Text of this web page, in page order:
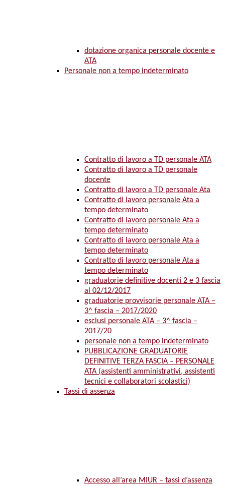
dotazione organica personale docente e
ATA
Personale non a tempo indeterminato
Contratto di lavoro a TD personale ATA
Contratto di lavoro a TD personale
docente
Contratto di lavoro a TD personale Ata
Contratto di lavoro personale Ata a
tempo determinato
Contratto di lavoro personale Ata a
tempo determinato
Contratto di lavoro personale Ata a
tempo determinato
Contratto di lavoro personale Ata a
tempo determinato
graduatorie definitive docenti 2 e 3 fascia
al 02/12/2017
graduatorie provvisorie personale ATA –
3^ fascia – 2017/2020
esclusi personale ATA – 3^ fascia –
2017/20
personale non a tempo indeterminato
PUBBLICAZIONE GRADUATORIE
DEFINITIVE TERZA FASCIA – PERSONALE
ATA (assistenti amministrativi, assistenti
tecnici e collaboratori scolastici)
Tassi di assenza
Accesso all’area MIUR – tassi d’assenza